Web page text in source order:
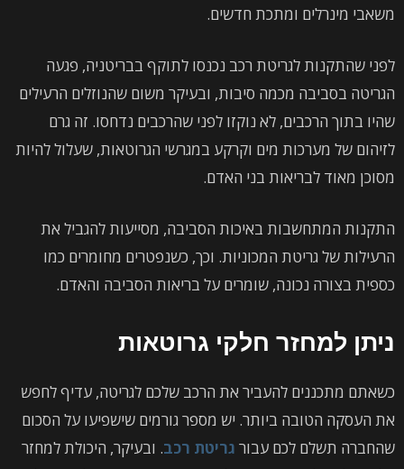
משאבי מינרלים ומתכת חדשים.
לפני שהתקנות לגריטת רכב נכנסו לתוקף בבריטניה, פגעה
הגריטה בסביבה מכמה סיבות, ובעיקר משום שהנוזלים הרעילים
שהיו בתוך הרכבים, לא נוקזו לפני שהרכבים נדחסו. זה גרם
לזיהום של מערכות מים וקרקע במגרשי הגרוטאות, שעלול להיות
מסוכן מאוד לבריאות בני האדם.
התקנות המתחשבות באיכות הסביבה, מסייעות להגביל את
הרעילות של גריטת המכוניות. וכך, כשנפטרים מחומרים כמו
כספית בצורה נכונה, שומרים על בריאות הסביבה והאדם.
ניתן למחזר חלקי גרוטאות
כשאתם מתכננים להעביר את הרכב שלכם לגריטה, עדיף לחפש
את העסקה הטובה ביותר. יש מספר גורמים שישפיעו על הסכום
שהחברה תשלם לכם עבור גריטת רכב. ובעיקר, היכולת למחזר